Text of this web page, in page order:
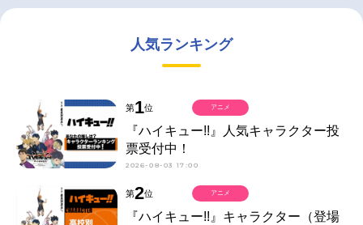
人気ランキング
第1位
『ハイキュー!!』人気キャラクター投
票受付中！
2026-08-03 17:00
アニメ
第2位
『ハイキュー!!』キャラクター（登場
アニメ